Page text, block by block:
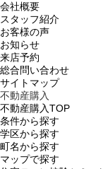
会社概要
スタッフ紹介
お客様の声
お知らせ
来店予約
総合問い合わせ
サイトマップ
不動産購入
不動産購入TOP
条件から探す
学区から探す
町名から探す
マップで探す